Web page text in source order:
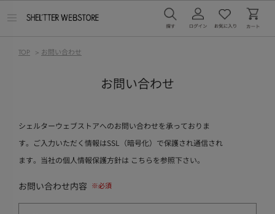
TOP > お問い合わせ
お問い合わせ
シェルターウェブストアへのお問い合わせを承っておりま
す。ご入力いただく情報はSSL（暗号化）で保護され通信され
ます。当社の個人情報保護方針は こちらを参照下さい。
お問い合わせ内容